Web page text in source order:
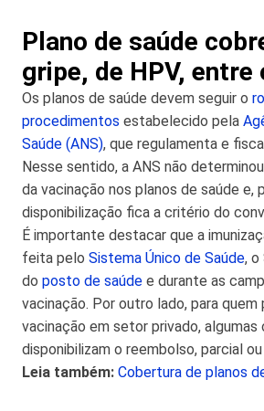
Plano de saúde
gripe, de HPV, entre
Os planos de saúde devem seguir o
procedimentos estabelecido pela
Saúde (ANS), que regulamenta e
Nesse sentido, a ANS não
da vacinação nos planos de saúde e,
disponibilização fica a critério do
É importante destacar que a
feita pelo Sistema Único de Saúde, o
do posto de saúde e durante as
vacinação. Por outro lado, para quem
vacinação em setor privado, algumas
disponibilizam o reembolso, parcial
Leia também: Cobertura de planos